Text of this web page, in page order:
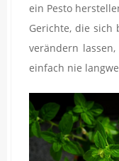
ein Pesto
Gerichte, die sich
verändern
einfach nie